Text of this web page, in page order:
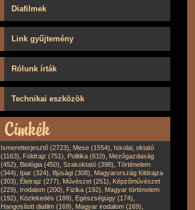
Diafilmek
Link gyűjtemény
Rólunk írták
Technikai eszközök
Ismeretterjesztő (2723), Mese (1554), Iskolai, oktató
(1163), Földrajz (751), Politika (610), Mezőgazdaság
(452), Biológia (450), Szakoktató (398), Történelem
(344), Ipar (324), Ifjúsági (308), Magyarország földrajza
(303), Életrajz (277), Művészet (251), Képzőművészet
(229), Irodalom (200), Fizika (192), Magyar történelem
(192), Közlekedés (189), Egészségügy (174),
Hangosított diafilm (169), Magyar irodalom (169),